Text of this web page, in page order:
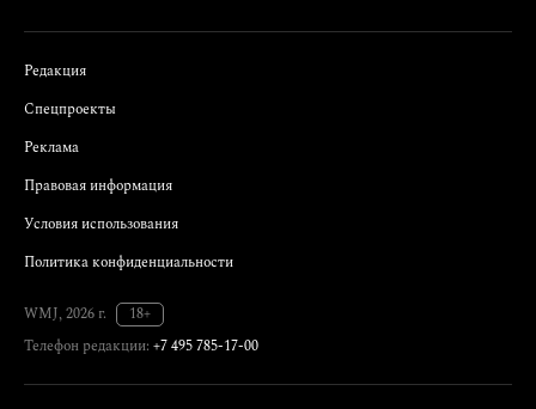
Редакция
Спецпроекты
Реклама
Правовая информация
Условия использования
Политика конфиденциальности
WMJ, 2026 г.
18+
Телефон редакции: +7 495 785-17-00